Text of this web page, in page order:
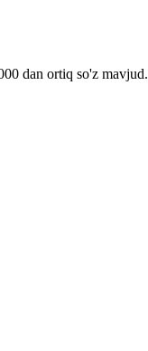
dan ortiq so'z mavjud.